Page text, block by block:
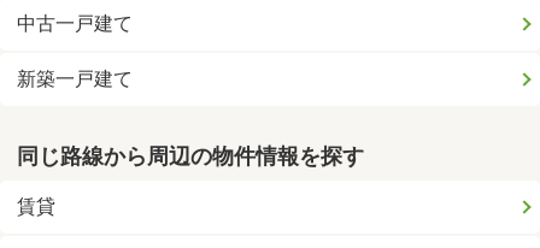
中古一戸建て
新築一戸建て
同じ路線から周辺の物件情報を探す
賃貸